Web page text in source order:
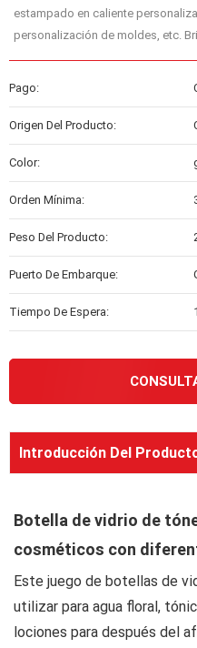
estampado en caliente
personalización de moldes, etc.
Pago:
Origen Del Producto:
Color:
Orden Mínima:
Peso Del Producto:
Puerto De Embarque:
Tiempo De Espera:
Introducción Del
Botella de vidrio de
cosméticos con
Este juego de botellas de
utilizar para agua floral,
lociones para después del